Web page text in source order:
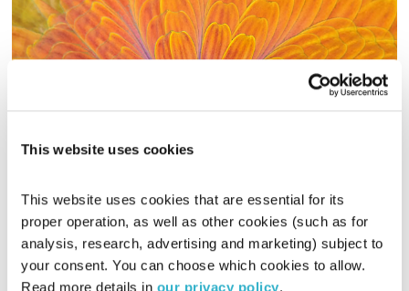
This website uses cookies
This website uses cookies that are essential for its
proper operation, as well as other cookies (such as for
analysis, research, advertising and marketing) subject to
your consent. You can choose which cookies to allow.
Read more details in our privacy policy.
אחת ששומעת – 3.9.20
אחת ששומעת
אליענה בן דוד
03.09.20
01:58:59